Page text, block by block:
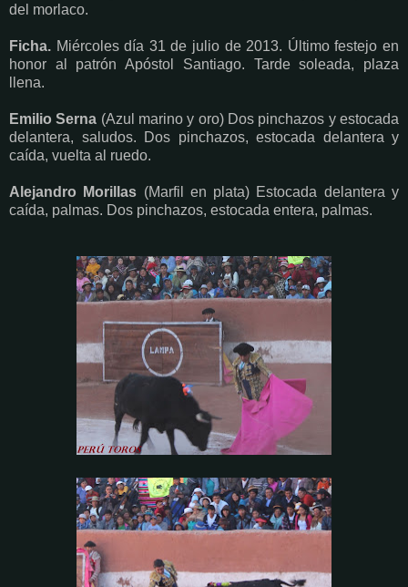
del morlaco.
Ficha. Miércoles día 31 de julio de 2013. Último festejo en
honor al patrón Apóstol Santiago. Tarde soleada, plaza
llena.
Emilio Serna (Azul marino y oro) Dos pinchazos y estocada
delantera, saludos. Dos pinchazos, estocada delantera y
caída, vuelta al ruedo.
Alejandro Morillas (Marfil en plata) Estocada delantera y
caída, palmas. Dos pinchazos, estocada entera, palmas.